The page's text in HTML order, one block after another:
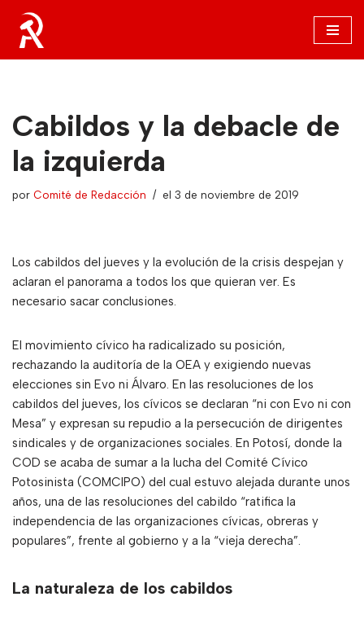
Saltar
al
Cabildos y la debacle de
la izquierda
por Comité de Redacción el 3 de noviembre de 2019
Los cabildos del jueves y la evolución de la crisis despejan y
aclaran el panorama a todos los que quieran ver. Es
necesario sacar conclusiones.
El movimiento cívico ha radicalizado su posición,
rechazando la auditoría de la OEA y exigiendo nuevas
elecciones sin Evo ni Álvaro. En las resoluciones de los
cabildos del jueves, los cívicos se declaran “ni con Evo ni con
Mesa” y expresan su repudio a la persecución de dirigentes
sindicales y de organizaciones sociales. En Potosí, donde la
COD se acaba de sumar a la lucha del Comité Cívico
Potosinista (COMCIPO) del cual estuvo alejada durante unos
años, una de las resoluciones del cabildo “ratifica la
independencia de las organizaciones cívicas, obreras y
populares”, frente al gobierno y a la “vieja derecha”.
La naturaleza de los cabildos